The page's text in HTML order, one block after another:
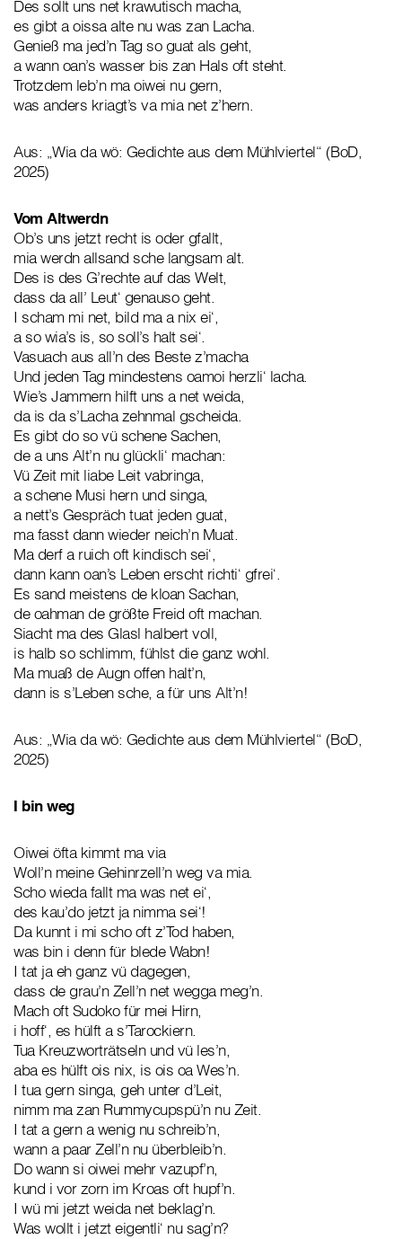
Des sollt uns net krawutisch macha,
es gibt a oissa alte nu was zan Lacha.
Genieß ma jed’n Tag so guat als geht,
a wann oan’s wasser bis zan Hals oft steht.
Trotzdem leb’n ma oiwei nu gern,
was anders kriagt’s va mia net z’hern.
Aus: „Wia da wö: Gedichte aus dem Mühlviertel“ (BoD,
2025)
Vom Altwerdn
Ob’s uns jetzt recht is oder gfallt,
mia werdn allsand sche langsam alt.
Des is des G’rechte auf das Welt,
dass da all’ Leut‘ genauso geht.
I scham mi net, bild ma a nix ei‘,
a so wia’s is, so soll’s halt sei‘.
Vasuach aus all’n des Beste z’macha
Und jeden Tag mindestens oamoi herzli‘ lacha.
Wie’s Jammern hilft uns a net weida,
da is da s’Lacha zehnmal gscheida.
Es gibt do so vü schene Sachen,
de a uns Alt’n nu glückli‘ machan:
Vü Zeit mit liabe Leit vabringa,
a schene Musi hern und singa,
a nett’s Gespräch tuat jeden guat,
ma fasst dann wieder neich’n Muat.
Ma derf a ruich oft kindisch sei‘,
dann kann oan’s Leben erscht richti‘ gfrei‘.
Es sand meistens de kloan Sachan,
de oahman de größte Freid oft machan.
Siacht ma des Glasl halbert voll,
is halb so schlimm, fühlst die ganz wohl.
Ma muaß de Augn offen halt’n,
dann is s’Leben sche, a für uns Alt’n!
Aus: „Wia da wö: Gedichte aus dem Mühlviertel“ (BoD,
2025)
I bin weg
Oiwei öfta kimmt ma via
Woll’n meine Gehinrzell’n weg va mia.
Scho wieda fallt ma was net ei‘,
des kau’do jetzt ja nimma sei‘!
Da kunnt i mi scho oft z’Tod haben,
was bin i denn für blede Wabn!
I tat ja eh ganz vü dagegen,
dass de grau’n Zell’n net wegga meg’n.
Mach oft Sudoko für mei Hirn,
i hoff‘, es hülft a s’Tarockiern.
Tua Kreuzworträtseln und vü les’n,
aba es hülft ois nix, is ois oa Wes’n.
I tua gern singa, geh unter d’Leit,
nimm ma zan Rummycupspü’n nu Zeit.
I tat a gern a wenig nu schreib’n,
wann a paar Zell’n nu überbleib’n.
Do wann si oiwei mehr vazupf’n,
kund i vor zorn im Kroas oft hupf’n.
I wü mi jetzt weida net beklag’n.
Was wollt i jetzt eigentli‘ nu sag’n?